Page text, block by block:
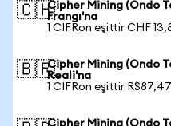
🇨🇭Cipher Mining (Ondo
Frangı'na
1 CIFRon eşittir CHF
🇧🇷Cipher Mining (Ondo
Reali'na
1 CIFRon eşittir R$87,47
Cipher Mining (Ondo